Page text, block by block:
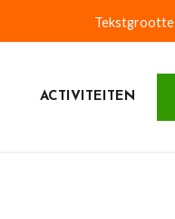
Tekstgrootte
ACTIVITEITEN